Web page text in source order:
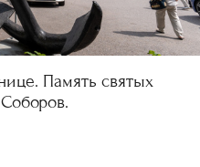
Память святых